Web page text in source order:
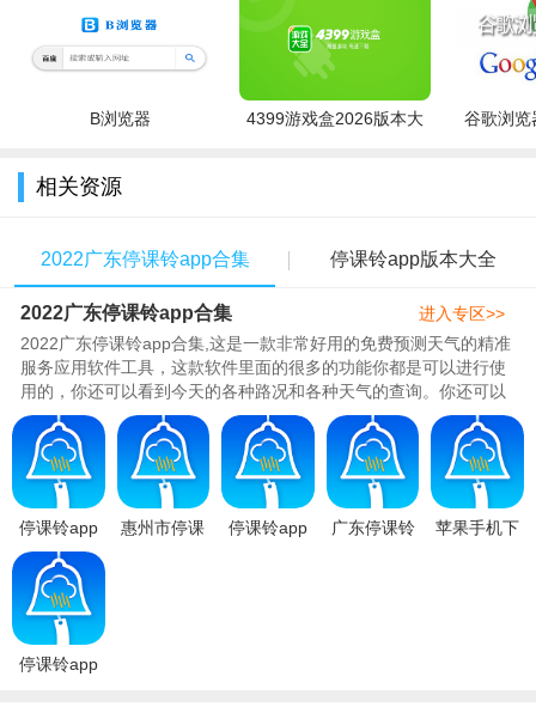
B浏览器
4399游戏盒2026版本大
谷歌浏览
相关资源
2022广东停课铃app合集 停课铃app版本大全
2022广东停课铃app合集
2022广东停课铃app合集,这是一款非常好用的免费预测天气的精准
服务应用软件工具，这款软件里面的很多的功能你都是可以进行使
用的，你还可以看到今天的各种路况和各种天气的查询。你还可以
看到最新教育局的消息和停课..
进入专区>>
停课铃app
下载鸿蒙版
v2.8.6最新
版
惠州市停课
停课铃app
广东停课铃
苹果手机下
停课铃app